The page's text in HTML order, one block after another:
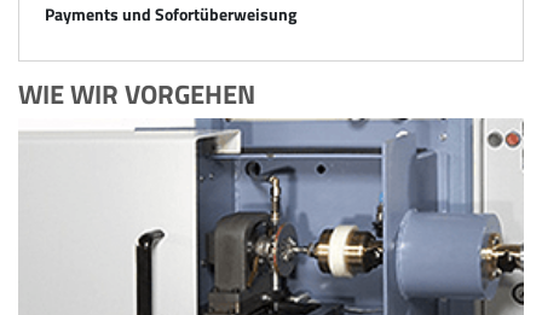
Payments und Sofortüberweisung
WIE WIR VORGEHEN